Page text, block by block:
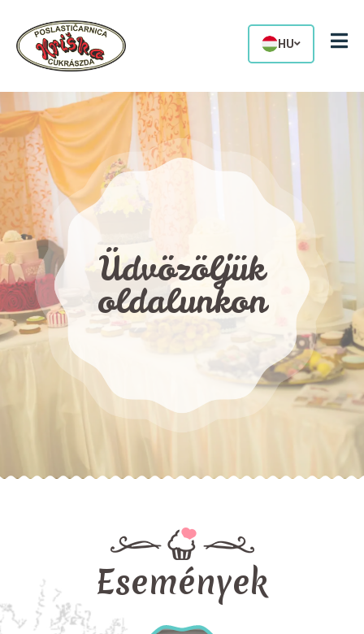
HU
Üdvözöljük
oldalunkon
Események